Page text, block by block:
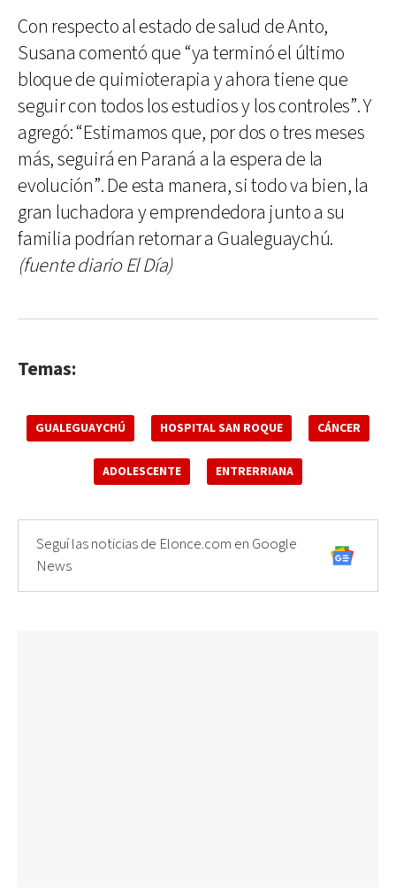
Con respecto al estado de salud de Anto,
Susana comentó que “ya terminó el último
bloque de quimioterapia y ahora tiene que
seguir con todos los estudios y los controles”. Y
agregó: “Estimamos que, por dos o tres meses
más, seguirá en Paraná a la espera de la
evolución”. De esta manera, si todo va bien, la
gran luchadora y emprendedora junto a su
familia podrían retornar a Gualeguaychú.
(fuente diario El Día)
Temas:
GUALEGUAYCHÚ HOSPITAL SAN ROQUE CÁNCER
ADOLESCENTE ENTRERRIANA
Seguí las noticias de Elonce.com en Google
News